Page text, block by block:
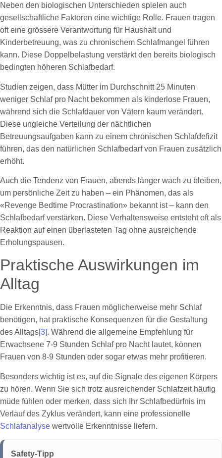
Neben den biologischen Unterschieden spielen auch
gesellschaftliche Faktoren eine wichtige Rolle. Frauen tragen
oft eine grössere Verantwortung für Haushalt und
Kinderbetreuung, was zu chronischem Schlafmangel führen
kann. Diese Doppelbelastung verstärkt den bereits biologisch
bedingten höheren Schlafbedarf.
Studien zeigen, dass Mütter im Durchschnitt 25 Minuten
weniger Schlaf pro Nacht bekommen als kinderlose Frauen,
während sich die Schlafdauer von Vätern kaum verändert.
Diese ungleiche Verteilung der nächtlichen
Betreuungsaufgaben kann zu einem chronischen Schlafdefizit
führen, das den natürlichen Schlafbedarf von Frauen zusätzlich
erhöht.
Auch die Tendenz von Frauen, abends länger wach zu bleiben,
um persönliche Zeit zu haben – ein Phänomen, das als
«Revenge Bedtime Procrastination» bekannt ist – kann den
Schlafbedarf verstärken. Diese Verhaltensweise entsteht oft als
Reaktion auf einen überlasteten Tag ohne ausreichende
Erholungspausen.
Praktische Auswirkungen im
Alltag
Die Erkenntnis, dass Frauen möglicherweise mehr Schlaf
benötigen, hat praktische Konsequenzen für die Gestaltung
des Alltags[3]. Während die allgemeine Empfehlung für
Erwachsene 7-9 Stunden Schlaf pro Nacht lautet, können
Frauen von 8-9 Stunden oder sogar etwas mehr profitieren.
Besonders wichtig ist es, auf die Signale des eigenen Körpers
zu hören. Wenn Sie sich trotz ausreichender Schlafzeit häufig
müde fühlen oder merken, dass sich Ihr Schlafbedürfnis im
Verlauf des Zyklus verändert, kann eine professionelle
Schlafanalyse wertvolle Erkenntnisse liefern.
Safety-Tipp